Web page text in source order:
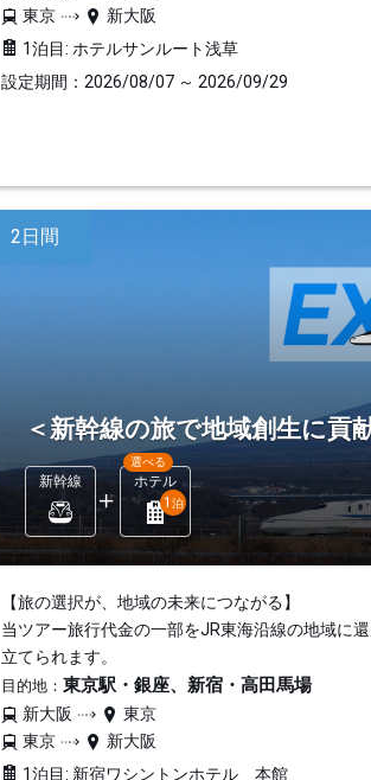
東京
新大阪
1泊目: ホテルサンルート浅草
設定期間：2026/08/07 ～ 2026/09/29
2日間
＜新幹線の旅で地域創生に
新幹線 ホテル
選べる
1 泊
【旅の選択が、地域の未来につながる】
当ツアー旅行代金の一部をJR東海沿線の地域に
立てられます。
目的地： 東京駅・銀座、新宿・高田馬場
新大阪
東京
東京
新大阪
1泊目: 新宿ワシントンホテル 本館